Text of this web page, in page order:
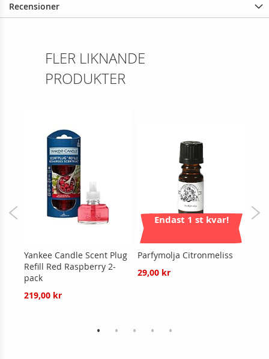
Recensioner
FLER LIKNANDE
PRODUKTER
Yankee Candle Scent Plug
Refill Red Raspberry 2-
pack
219,00 kr
Endast 1 st kvar!
Parfymolja Citronmeliss
29,00 kr